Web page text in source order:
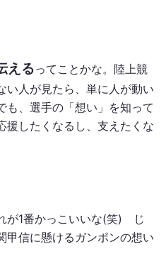
えるってことかな。陸上競
い人が見たら、単に人が動い
も、選手の「想い」を知って
援したくなるし、支えたくな
が1番かっこいいな(笑) じ
甲信に懸けるガンポンの想い